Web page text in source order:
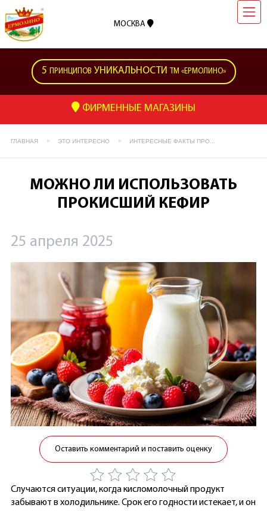
МОСКВА
5 ПРИНЦИПОВ УНИКАЛЬНОСТИ ТМ «ЕРМОЛИНО»
ФИРМЕННЫЕ МАГАЗИНЫ
ГЛАВНАЯ ЭТО ИНТЕРЕСНО ИНТЕРЕСНЫЕ ФАКТЫ ПРО...
МОЖНО ЛИ ИСПОЛЬЗОВАТЬ
ПРОКИСШИЙ КЕФИР
25 апреля 2025
Оставить комментарий и поставить оценку
Случаются ситуации, когда кисломолочный продукт
забывают в холодильнике. Срок его годности истекает, и он